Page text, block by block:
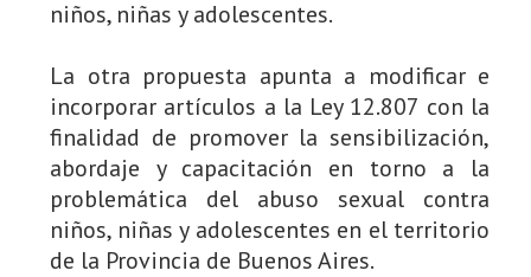
niños, niñas y adolescentes.
La otra propuesta apunta a modificar e
incorporar artículos a la Ley 12.807 con la
finalidad de promover la sensibilización,
abordaje y capacitación en torno a la
problemática del abuso sexual contra
niños, niñas y adolescentes en el territorio
de la Provincia de Buenos Aires.